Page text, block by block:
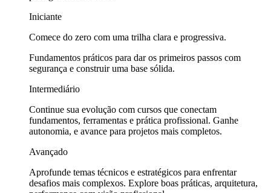
Iniciante
Comece do zero com uma trilha clara e progressiva.
Fundamentos práticos para dar os primeiros passos com
segurança e construir uma base sólida.
Intermediário
Continue sua evolução com cursos que conectam
fundamentos, ferramentas e prática profissional. Ganhe
autonomia, e avance para projetos mais completos.
Avançado
Aprofunde temas técnicos e estratégicos para enfrentar
desafios mais complexos. Explore boas práticas, arquitetura,